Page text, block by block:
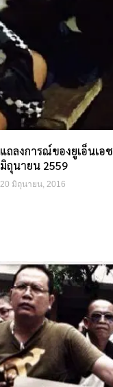
แถลงการณ์ของยูเอ็นเอ
มิถุนายน 2559
20 มิถุนายน, 2016